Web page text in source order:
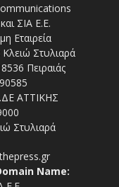
ΣΙΑ Ε.Ε.
Εταιρεία
Κλειώ Στυλιαρά
Πειραιάς
ΑΤΤΙΚΗΣ
Στυλιαρά
Name: